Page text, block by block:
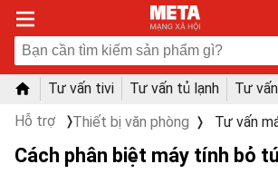
Tư vấn tivi Tư vấn tủ lạnh Tư
Hỗ trợ
Thiết bị văn phòng Tư vấn
Cách phân biệt máy tính bỏ